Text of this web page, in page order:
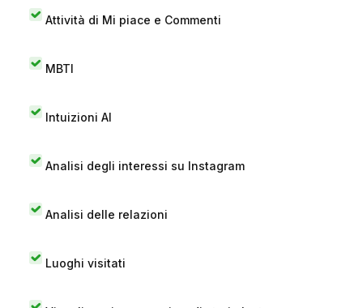
Attività di Mi piace e Commenti
MBTI
Intuizioni AI
Analisi degli interessi su Instagram
Analisi delle relazioni
Luoghi visitati